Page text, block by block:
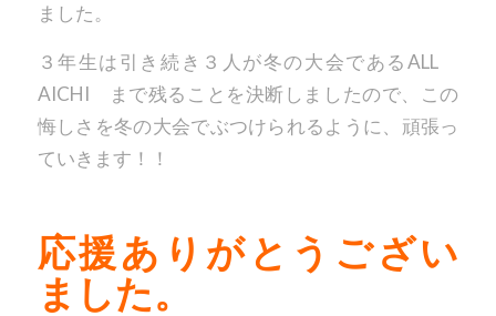
ました。
３年生は引き続き３人が冬の大会であるALL
AICHI まで残ることを決断しましたので、この
悔しさを冬の大会でぶつけられるように、頑張っ
ていきます！！
応援ありがとうござい
ました。